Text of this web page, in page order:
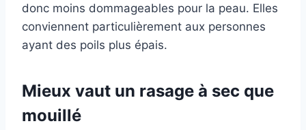
donc moins dommageables pour la peau. Elles
conviennent particulièrement aux personnes
ayant des poils plus épais.
Mieux vaut un rasage à sec que
mouillé